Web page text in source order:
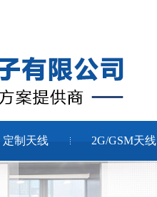
定制天线 2G/GSM天线